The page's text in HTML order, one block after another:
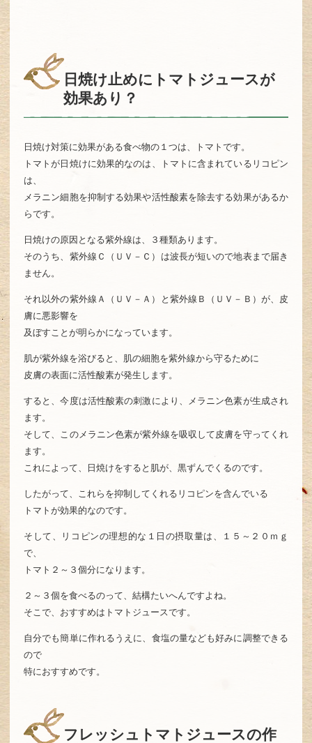
日焼け止めにトマトジュースが
効果あり？
日焼け対策に効果がある食べ物の１つは、トマトです。
トマトが日焼けに効果的なのは、トマトに含まれているリコピン
は、
メラニン細胞を抑制する効果や活性酸素を除去する効果があるか
らです。
日焼けの原因となる紫外線は、３種類あります。
そのうち、紫外線Ｃ（ＵＶ－Ｃ）は波長が短いので地表まで届き
ません。
それ以外の紫外線Ａ（ＵＶ－Ａ）と紫外線Ｂ（ＵＶ－Ｂ）が、皮
膚に悪影響を
及ぼすことが明らかになっています。
肌が紫外線を浴びると、肌の細胞を紫外線から守るために
皮膚の表面に活性酸素が発生します。
すると、今度は活性酸素の刺激により、メラニン色素が生成され
ます。
そして、このメラニン色素が紫外線を吸収して皮膚を守ってくれ
ます。
これによって、日焼けをすると肌が、黒ずんでくるのです。
したがって、これらを抑制してくれるリコピンを含んでいる
トマトが効果的なのです。
そして、リコピンの理想的な１日の摂取量は、１５～２０ｍｇ
で、
トマト２～３個分になります。
２～３個を食べるのって、結構たいへんですよね。
そこで、おすすめはトマトジュースです。
自分でも簡単に作れるうえに、食塩の量なども好みに調整できる
ので
特におすすめです。
フレッシュトマトジュースの作